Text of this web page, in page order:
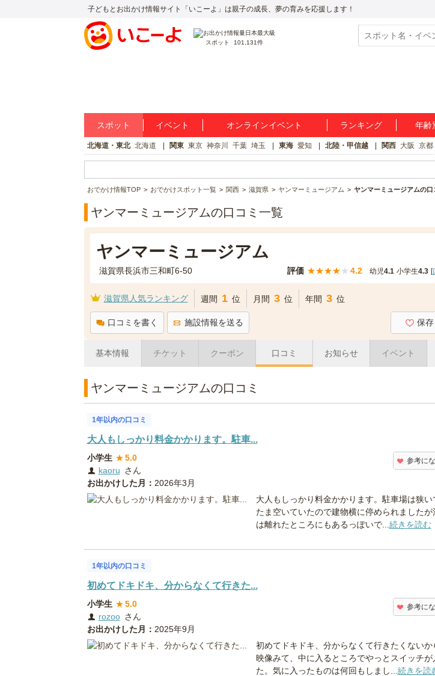
子どもとお出かけ情報サイト「いこーよ」は親子の成長、夢の育みを応援します！
スポット 101,131件
スポット イベント オンラインイベント ランキング 年齢
北海道・東北 北海道 関東 東京 神奈川 千葉 埼玉 東海 愛知 北陸・甲信越 関西 大阪 京都
おでかけ情報TOP おでかけスポット一覧 関西 滋賀県 ヤンマーミュージアム ヤンマーミュージアムの口
ヤンマーミュージアムの口コミ一覧
ヤンマーミュージアム
滋賀県長浜市三和町6-50 評価 ★★★★★ 4.2 幼児4.1 小学生4.3 [
滋賀県人気ランキング 週間 1 位 月間 3 位 年間 3 位
口コミを書く 施設情報を送る 保存
基本情報 チケット クーポン 口コミ お知らせ イベント
ヤンマーミュージアムの口コミ
1年以内の口コミ
大人もしっかり料金かかります。駐車...
小学生 ★5.0
kaoru さん
お出かけした月： 2026年3月
参考に
大人もしっかり料金かかります。駐車場は狭い
たま空いていたので建物横に停められましたが
は離れたところにもあるっぽいで... 続きを読む
1年以内の口コミ
初めてドキドキ、分からなくて行きた...
小学生 ★5.0
rozoo さん
お出かけした月： 2025年9月
参考に
初めてドキドキ、分からなくて行きたくないか
映像みて、中に入るところでやっとスイッチが
た。気に入ったものは何回もしまし... 続きを読